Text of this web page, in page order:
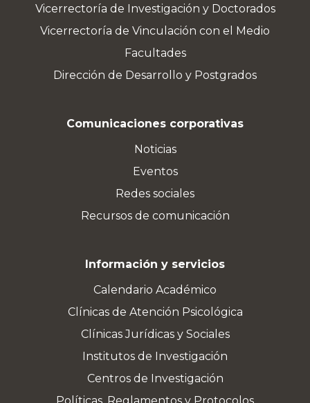
Vicerrectoría de Investigación y Doctorados
Vicerrectoría de Vinculación con el Medio
Facultades
Dirección de Desarrollo y Postgrados
Comunicaciones corporativas
Noticias
Eventos
Redes sociales
Recursos de comunicación
Información y servicios
Calendario Académico
Clínicas de Atención Psicológica
Clínicas Jurídicas y Sociales
Institutos de Investigación
Centros de Investigación